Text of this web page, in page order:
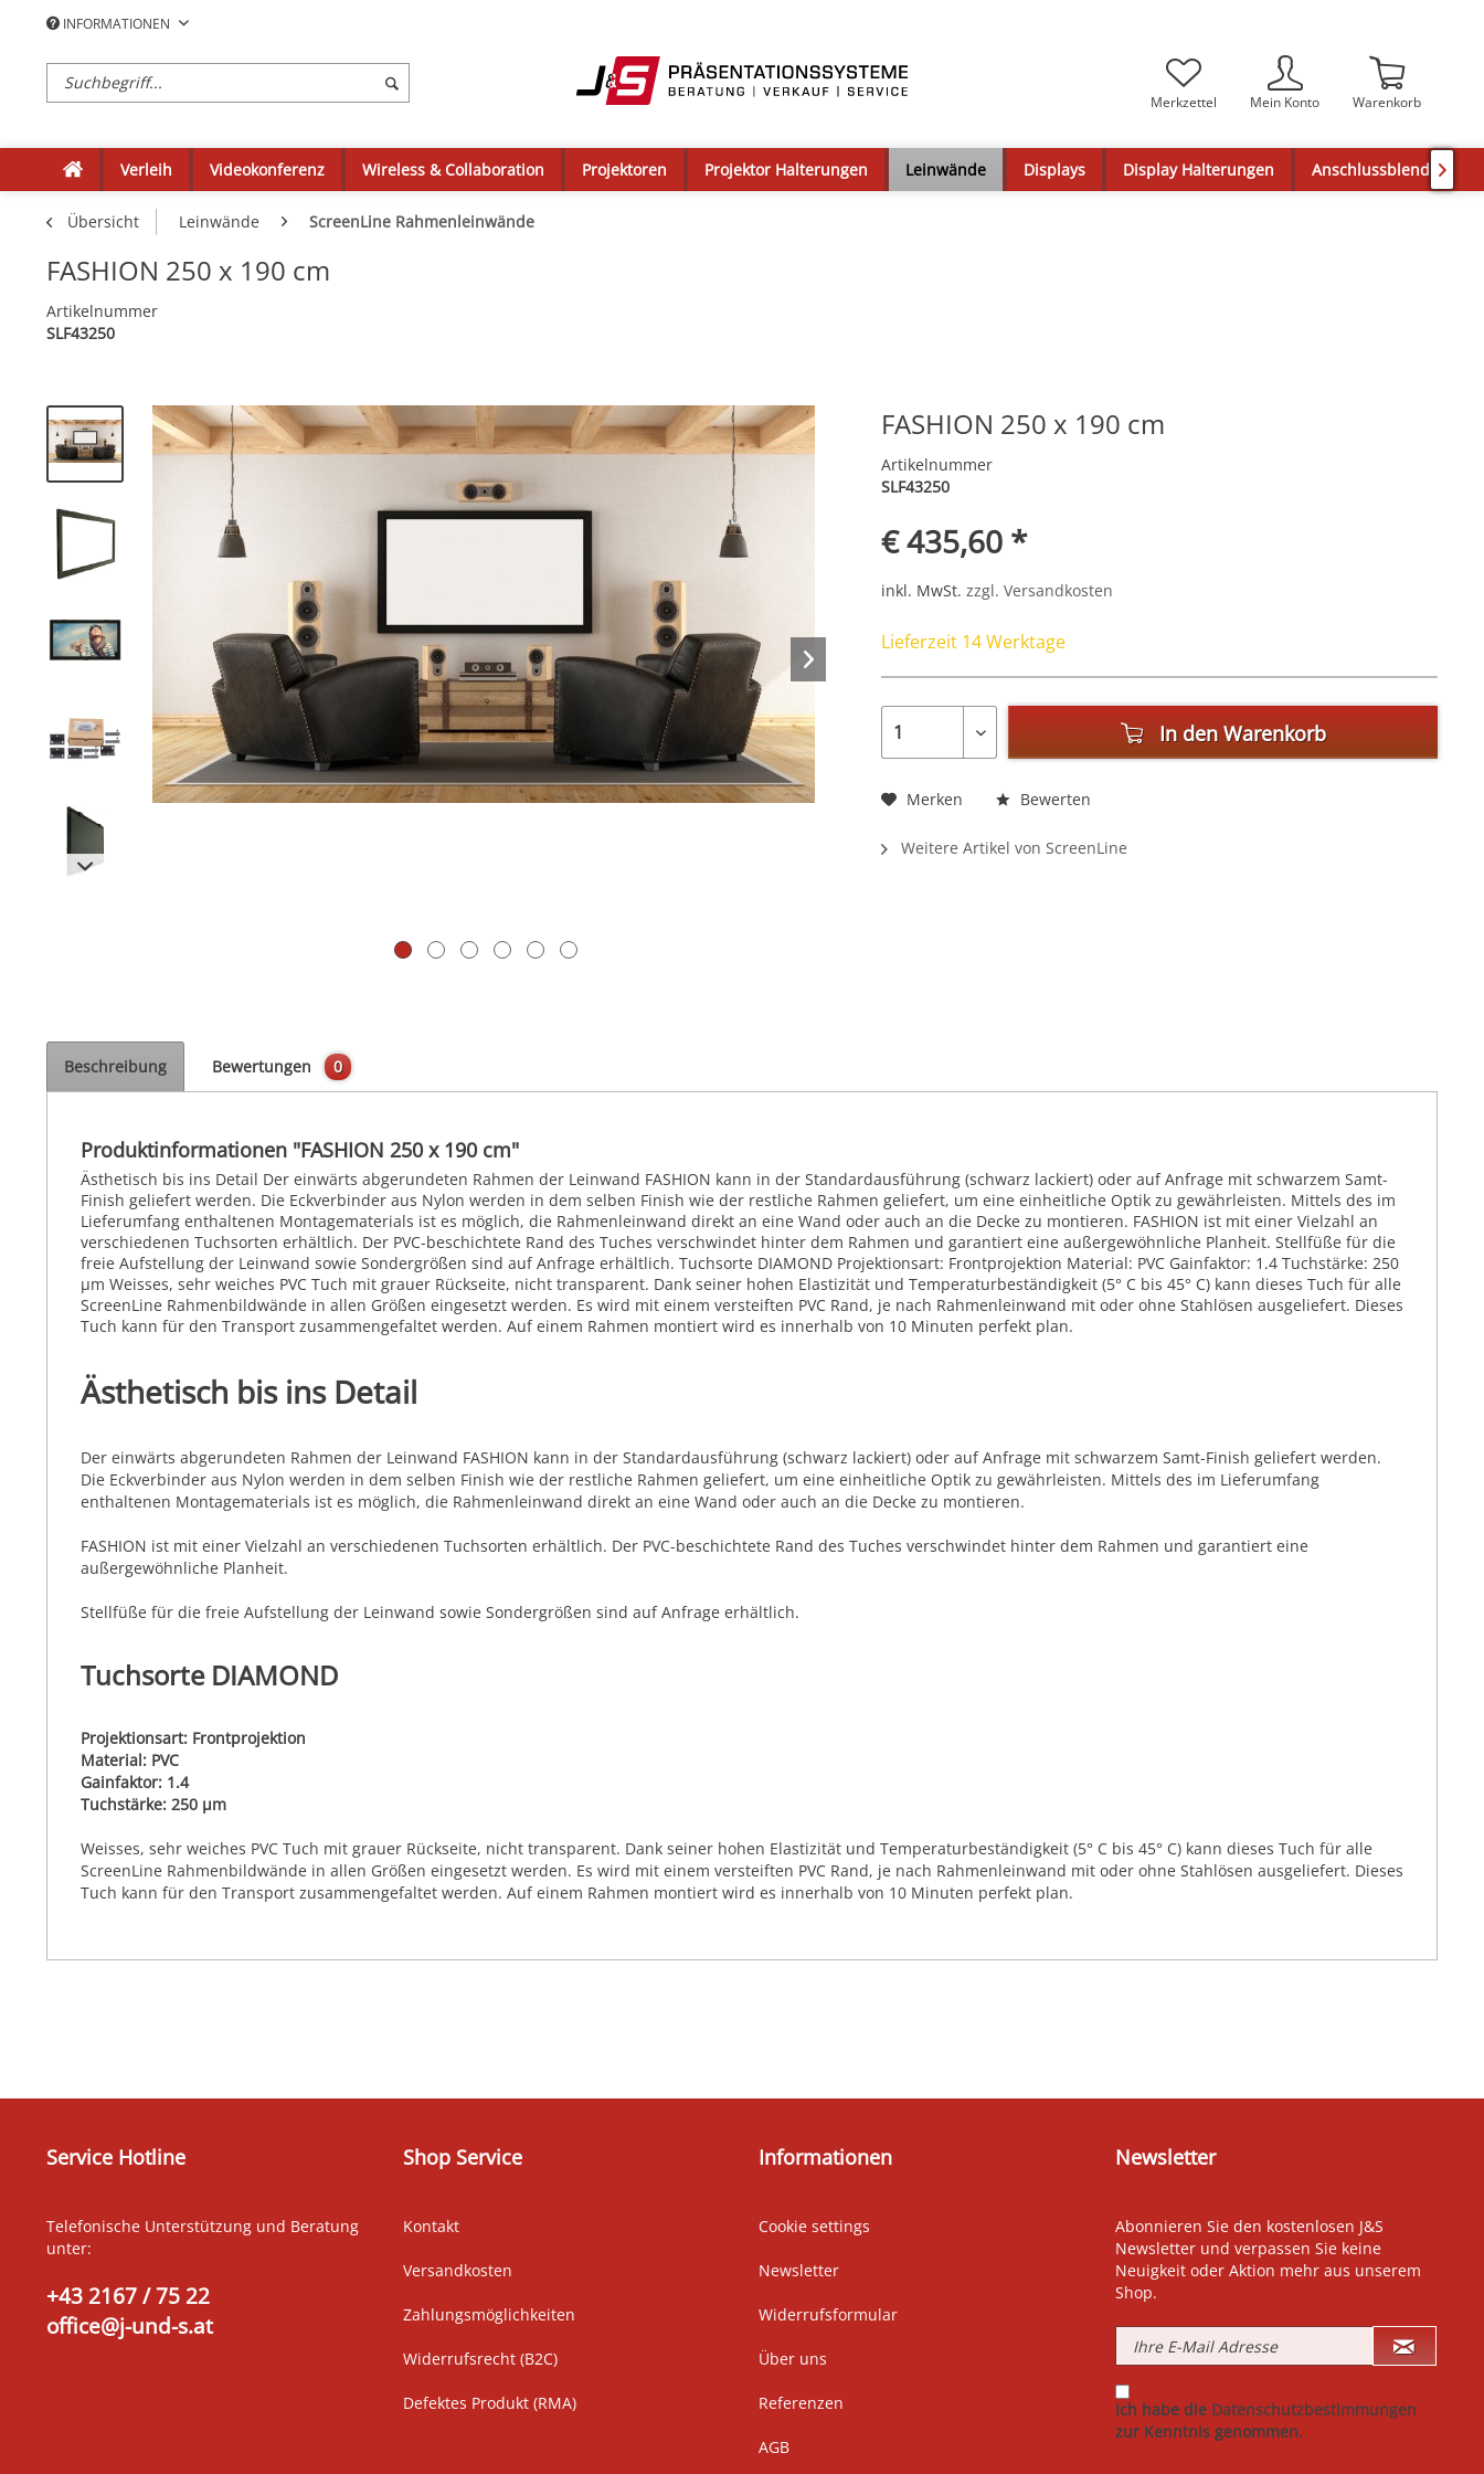
INFORMATIONEN
Merkzettel Mein Konto Warenkorb
Verleih Videokonferenz Wireless & Collaboration Projektoren Projektor Halterungen Leinwände Displays Display Halterungen Anschlussblenden

Übersicht Leinwände ScreenLine Rahmenleinwände
FASHION 250 x 190 cm
Artikelnummer
SLF43250
FASHION 250 x 190 cm
Artikelnummer
SLF43250
€ 435,60 *
inkl. MwSt. zzgl. Versandkosten
Lieferzeit 14 Werktage
In den Warenkorb
Merken Bewerten
Weitere Artikel von ScreenLine
Beschreibung Bewertungen 0
Produktinformationen "FASHION 250 x 190 cm"
Ästhetisch bis ins Detail Der einwärts abgerundeten Rahmen der Leinwand FASHION kann in der Standardausführung (schwarz lackiert) oder auf Anfrage mit schwarzem Samt-
Finish geliefert werden. Die Eckverbinder aus Nylon werden in dem selben Finish wie der restliche Rahmen geliefert, um eine einheitliche Optik zu gewährleisten. Mittels des im
Lieferumfang enthaltenen Montagematerials ist es möglich, die Rahmenleinwand direkt an eine Wand oder auch an die Decke zu montieren. FASHION ist mit einer Vielzahl an
verschiedenen Tuchsorten erhältlich. Der PVC-beschichtete Rand des Tuches verschwindet hinter dem Rahmen und garantiert eine außergewöhnliche Planheit. Stellfüße für die
freie Aufstellung der Leinwand sowie Sondergrößen sind auf Anfrage erhältlich. Tuchsorte DIAMOND Projektionsart: Frontprojektion Material: PVC Gainfaktor: 1.4 Tuchstärke: 250
µm Weisses, sehr weiches PVC Tuch mit grauer Rückseite, nicht transparent. Dank seiner hohen Elastizität und Temperaturbeständigkeit (5° C bis 45° C) kann dieses Tuch für alle
ScreenLine Rahmenbildwände in allen Größen eingesetzt werden. Es wird mit einem versteiften PVC Rand, je nach Rahmenleinwand mit oder ohne Stahlösen ausgeliefert. Dieses
Tuch kann für den Transport zusammengefaltet werden. Auf einem Rahmen montiert wird es innerhalb von 10 Minuten perfekt plan.
Ästhetisch bis ins Detail
Der einwärts abgerundeten Rahmen der Leinwand FASHION kann in der Standardausführung (schwarz lackiert) oder auf Anfrage mit schwarzem Samt-Finish geliefert werden.
Die Eckverbinder aus Nylon werden in dem selben Finish wie der restliche Rahmen geliefert, um eine einheitliche Optik zu gewährleisten. Mittels des im Lieferumfang
enthaltenen Montagematerials ist es möglich, die Rahmenleinwand direkt an eine Wand oder auch an die Decke zu montieren.
FASHION ist mit einer Vielzahl an verschiedenen Tuchsorten erhältlich. Der PVC-beschichtete Rand des Tuches verschwindet hinter dem Rahmen und garantiert eine
außergewöhnliche Planheit.
Stellfüße für die freie Aufstellung der Leinwand sowie Sondergrößen sind auf Anfrage erhältlich.
Tuchsorte DIAMOND
Projektionsart: Frontprojektion
Material: PVC
Gainfaktor: 1.4
Tuchstärke: 250 µm
Weisses, sehr weiches PVC Tuch mit grauer Rückseite, nicht transparent. Dank seiner hohen Elastizität und Temperaturbeständigkeit (5° C bis 45° C) kann dieses Tuch für alle
ScreenLine Rahmenbildwände in allen Größen eingesetzt werden. Es wird mit einem versteiften PVC Rand, je nach Rahmenleinwand mit oder ohne Stahlösen ausgeliefert. Dieses
Tuch kann für den Transport zusammengefaltet werden. Auf einem Rahmen montiert wird es innerhalb von 10 Minuten perfekt plan.
Service Hotline
Telefonische Unterstützung und Beratung
unter:
+43 2167 / 75 22
office@j-und-s.at
Shop Service
Kontakt
Versandkosten
Zahlungsmöglichkeiten
Widerrufsrecht (B2C)
Defektes Produkt (RMA)
Informationen
Cookie settings
Newsletter
Widerrufsformular
Über uns
Referenzen
AGB
Newsletter
Abonnieren Sie den kostenlosen J&S
Newsletter und verpassen Sie keine
Neuigkeit oder Aktion mehr aus unserem
Shop.
Ich habe die Datenschutzbestimmungen
zur Kenntnis genommen.